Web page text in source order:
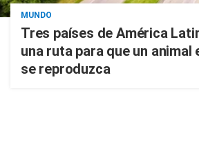
MUNDO
Tres países de América
una ruta para que un animal
se reproduzca